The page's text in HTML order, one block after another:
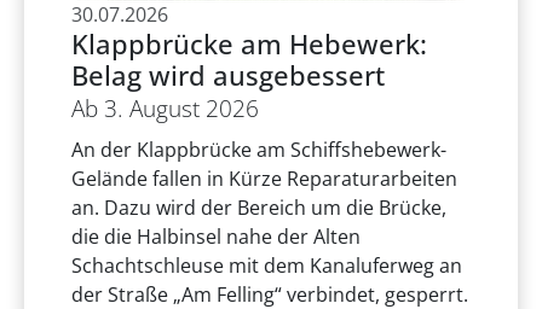
30.07.2026
Klappbrücke am Hebewerk:
Belag wird ausgebessert
Ab 3. August 2026
An der Klappbrücke am Schiffshebewerk-
Gelände fallen in Kürze Reparaturarbeiten
an. Dazu wird der Bereich um die Brücke,
die die Halbinsel nahe der Alten
Schachtschleuse mit dem Kanaluferweg an
der Straße „Am Felling“ verbindet, gesperrt.